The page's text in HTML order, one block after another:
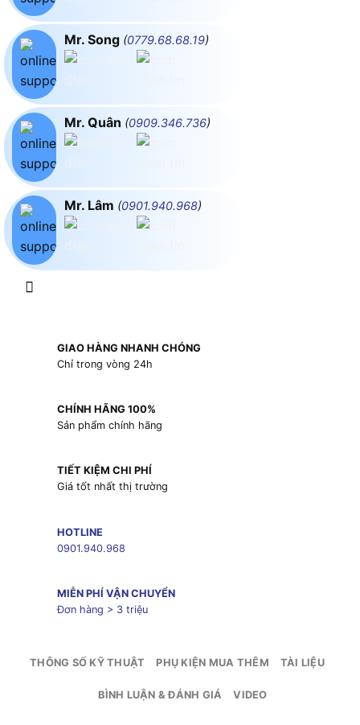
Mr. Song (0779.68.68.19)
Mr. Quân (0909.346.736)
Mr. Lâm (0901.940.968)
GIAO HÀNG NHANH CHÓNG
Chỉ trong vòng 24h
CHÍNH HÃNG 100%
Sản phẩm chính hãng
TIẾT KIỆM CHI PHÍ
Giá tốt nhất thị trường
HOTLINE
0901.940.968
MIỄN PHÍ VẬN CHUYỂN
Đơn hàng > 3 triệu
THÔNG SỐ KỸ THUẬT PHỤ KIỆN MUA THÊM TÀI LIỆU
BÌNH LUẬN & ĐÁNH GIÁ VIDEO